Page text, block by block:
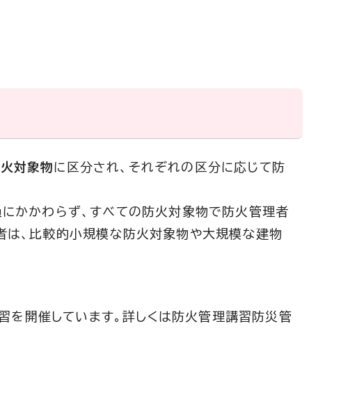
対象物に区分され、それぞれの区分に応じて防
かかわらず、すべての防火対象物で防火管理者
は、比較的小規模な防火対象物や大規模な建物
開催しています。詳しくは防火管理講習防災管